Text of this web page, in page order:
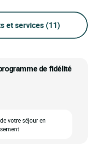
et services (11)
de fidélité
de votre séjour en